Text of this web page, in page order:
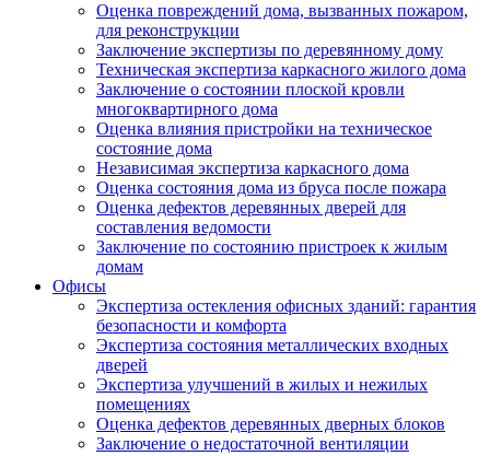
Оценка повреждений дома, вызванных пожаром,
для реконструкции
Заключение экспертизы по деревянному дому
Техническая экспертиза каркасного жилого дома
Заключение о состоянии плоской кровли
многоквартирного дома
Оценка влияния пристройки на техническое
состояние дома
Независимая экспертиза каркасного дома
Оценка состояния дома из бруса после пожара
Оценка дефектов деревянных дверей для
составления ведомости
Заключение по состоянию пристроек к жилым
домам
Офисы
Экспертиза остекления офисных зданий: гарантия
безопасности и комфорта
Экспертиза состояния металлических входных
дверей
Экспертиза улучшений в жилых и нежилых
помещениях
Оценка дефектов деревянных дверных блоков
Заключение о недостаточной вентиляции